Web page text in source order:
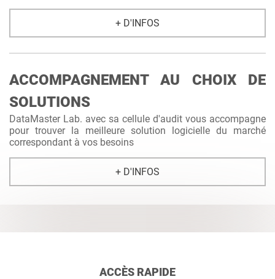
+ D'INFOS
ACCOMPAGNEMENT AU CHOIX DE
SOLUTIONS
DataMaster Lab. avec sa cellule d'audit vous accompagne
pour trouver la meilleure solution logicielle du marché
correspondant à vos besoins
+ D'INFOS
ACCÈS RAPIDE